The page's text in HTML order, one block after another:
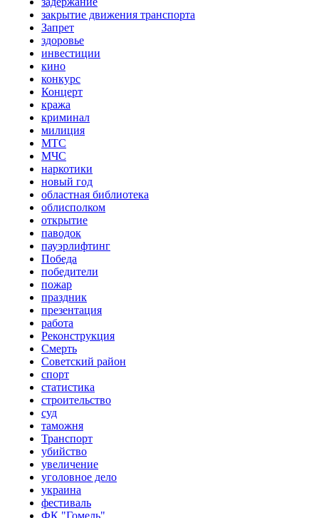
закрытие движения транспорта
Запрет
здоровье
инвестиции
кино
конкурс
Концерт
кража
криминал
милиция
МТС
МЧС
наркотики
новый год
областная библиотека
облисполком
открытие
паводок
пауэрлифтинг
Победа
победители
пожар
праздник
презентация
работа
Реконструкция
Смерть
Советский район
спорт
статистика
строительство
суд
таможня
Транспорт
убийство
увеличение
уголовное дело
украина
фестиваль